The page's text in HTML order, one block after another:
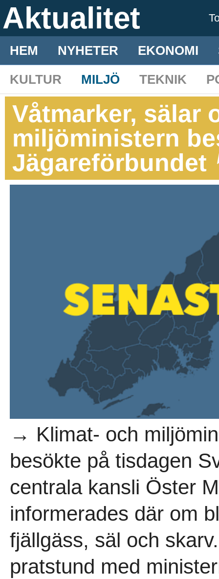
Aktualitet
HEM NYHETER EKONOMI
KULTUR
MILJÖ TEKNIK
Våtmarker, sälar
miljöministern
Jägareförbundet
→ Klimat- och
besökte på tisdagen
centrala kansli Öster
informerades där om
fjällgäss, säl och
pratstund med